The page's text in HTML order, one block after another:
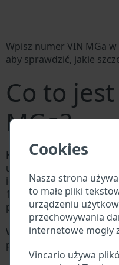
Cookies
Nasza strona
to małe pliki
urządzeniu
przechowywania
internetowe mogły
Vincario używa
Wpisz numer VIN MGa
aby sprawdzić, jakie
Co to
MGa?
Każdy producent MGa
unikalny identyfikator
identyfikacyjnym pojazdu
17 cyfr i składa się z liter
podstawowe informacje
Wszystkie bazy danych
przeszukują VIN:
Baza danych